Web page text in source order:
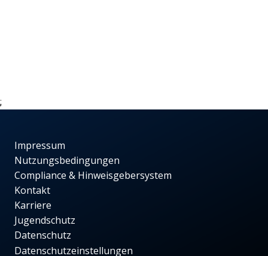
;
Impressum
Nutzungsbedingungen
Compliance & Hinweisgebersystem
Kontakt
Karriere
Jugendschutz
Datenschutz
Datenschutzeinstellungen